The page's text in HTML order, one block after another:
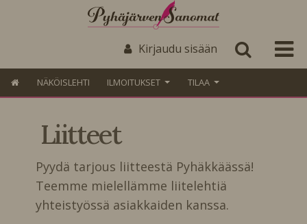
Kirjaudu sisään
NÄKÖISLEHTI ILMOITUKSET TILAA
Liitteet
Pyydä tarjous liitteestä Pyhäkkäässä!
Teemme mielellämme liitelehtiä
yhteistyössä asiakkaiden kanssa.